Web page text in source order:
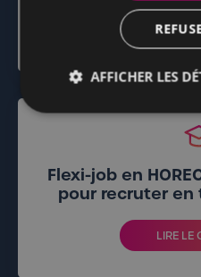
LIRE LE
Flexi-job en
pour recruter
LIRE LE
AFFICHER LES